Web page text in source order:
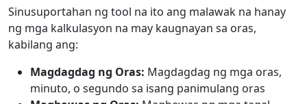
Sinusuportahan ng tool na ito ang malawak na hanay
ng mga kalkulasyon na may kaugnayan sa oras,
kabilang ang:
Magdagdag ng Oras: Magdagdag ng mga oras,
minuto, o segundo sa isang panimulang oras